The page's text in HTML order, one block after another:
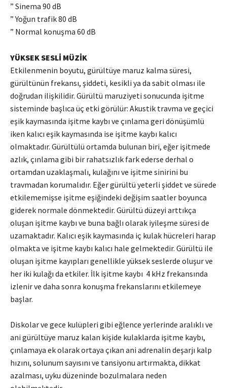
” Sinema 90 dB
” Yoğun trafik 80 dB
” Normal konuşma 60 dB
YÜKSEK SESLİ MÜZİK
Etkilenmenin boyutu, gürültüye maruz kalma süresi,
gürültünün frekansı, şiddeti, kesikli ya da sabit olması ile
doğrudan ilişkilidir. Gürültü maruziyeti sonucunda işitme
sisteminde başlıca üç etki görülür: Akustik travma ve geçici
eşik kaymasında işitme kaybı ve çınlama geri dönüşümlü
iken kalıcı eşik kaymasında ise işitme kaybı kalıcı
olmaktadır. Gürültülü ortamda bulunan biri, eğer işitmede
azlık, çınlama gibi bir rahatsızlık fark ederse derhal o
ortamdan uzaklaşmalı, kulağını ve işitme sinirini bu
travmadan korumalıdır. Eğer gürültü yeterli şiddet ve sürede
etkilememişse işitme eşiğindeki değişim saatler boyunca
giderek normale dönmektedir. Gürültü düzeyi arttıkça
oluşan işitme kaybı ve buna bağlı olarak iyileşme süresi de
uzamaktadır. Kalıcı eşik kaymasında iç kulak hücreleri harap
olmakta ve işitme kaybı kalıcı hale gelmektedir. Gürültü ile
oluşan işitme kayıpları genellikle yüksek seslerde oluşur ve
her iki kulağı da etkiler. İlk işitme kaybı 4 kHz frekansında
izlenir ve daha sonra konuşma frekanslarını etkilemeye
başlar.
Diskolar ve gece kulüpleri gibi eğlence yerlerinde aralıklı ve
ani gürültüye maruz kalan kişide kulaklarda işitme kaybı,
çınlamaya ek olarak ortaya çıkan ani adrenalin deşarjı kalp
hızını, solunum sayısını ve tansiyonu artırmakta, dikkat
azalması, uyku düzeninde bozulmalara neden